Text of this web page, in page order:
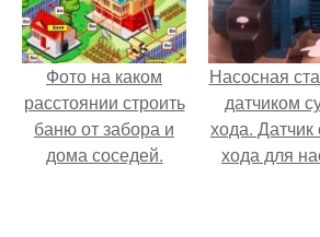
Фото на каком
расстоянии строить
баню от забора и
дома соседей.
Насосная
датчиком
хода. Датчик
хода для